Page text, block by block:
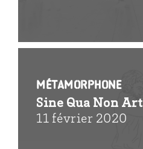
Métamorphone
Sine Qua Non Art
11 février 2020